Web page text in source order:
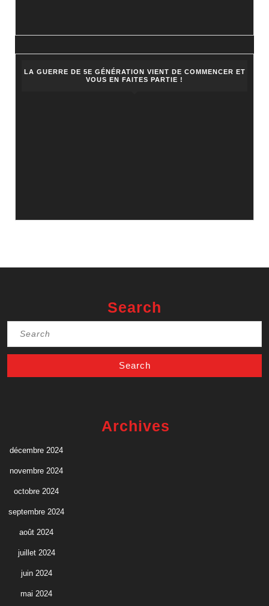
LA GUERRE DE 5E GÉNÉRATION VIENT DE COMMENCER ET
VOUS EN FAITES PARTIE !
Search
Archives
décembre 2024
novembre 2024
octobre 2024
septembre 2024
août 2024
juillet 2024
juin 2024
mai 2024